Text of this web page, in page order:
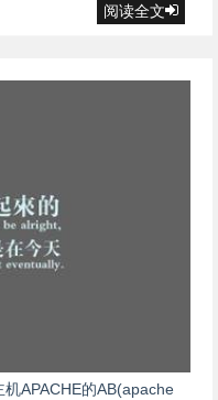
阅读全文
APACHE的AB(apache